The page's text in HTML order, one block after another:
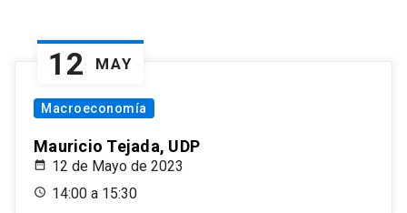
12 MAY
Macroeconomía
Mauricio Tejada, UDP
12 de Mayo de 2023
14:00 a 15:30